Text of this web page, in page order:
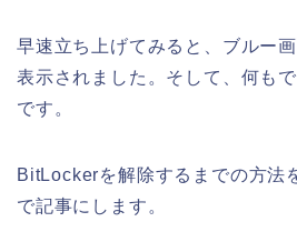
早速立ち上げてみると、ブルー
表示されました。そして、何も
です。
BitLockerを解除するまでの方法
で記事にします。